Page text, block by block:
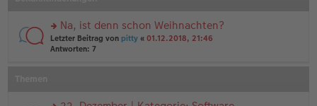
rs
te
Na, ist denn schon Weihnachten?
Letzter Beitrag von pitty « 01.12.2018, 21:46
Antworten: 7